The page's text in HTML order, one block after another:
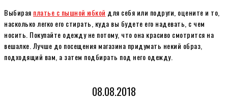
Выбирая платье с пышной юбкой для себя или подруги, оцените и то,
насколько легко его стирать, куда вы будете его надевать, с чем
носить. Покупайте одежду не потому, что она красиво смотрится на
вешалке. Лучше до посещения магазина придумать некий образ,
подходящий вам, а затем подбирать под него одежду.
08.08.2018